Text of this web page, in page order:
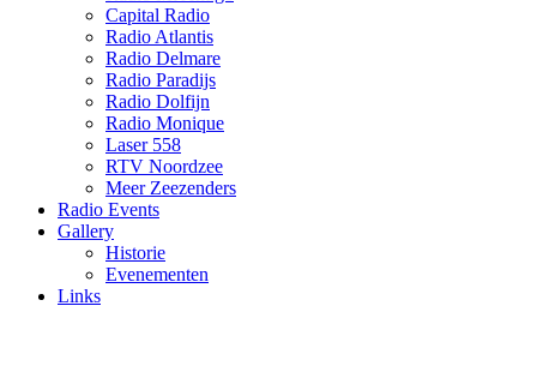
Capital Radio
Radio Atlantis
Radio Delmare
Radio Paradijs
Radio Dolfijn
Radio Monique
Laser 558
RTV Noordzee
Meer Zeezenders
Radio Events
Gallery
Historie
Evenementen
Links